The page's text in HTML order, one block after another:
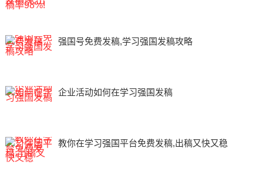
强国号免费发稿,学习强国发稿攻略
企业活动如何在学习强国发稿
教你在学习强国平台免费发稿,出稿又快又稳